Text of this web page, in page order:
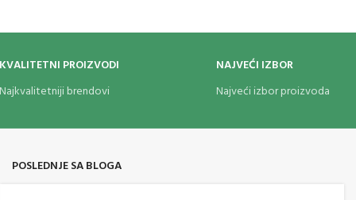
neuništiv sa zamenljivim kremenom i fitiljom.
KVALITETNI PROIZVODI
Najkvalitetniji brendovi
NAJVEĆI IZBOR
Najveći izbor proizvoda
POSLEDNJE SA BLOGA